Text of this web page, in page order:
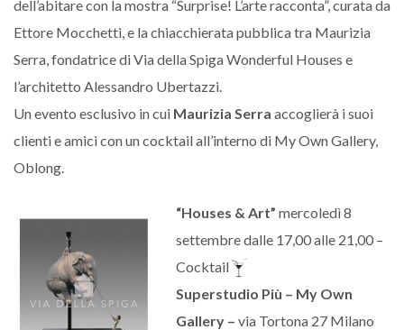
dell’abitare con la mostra “Surprise! L’arte racconta”, curata da
Ettore Mocchetti, e la chiacchierata pubblica tra Maurizia
Serra, fondatrice di Via della Spiga Wonderful Houses e
l’architetto Alessandro Ubertazzi.
Un evento esclusivo in cui Maurizia Serra accoglierà i suoi
clienti e amici con un cocktail all’interno di My Own Gallery,
Oblong.
“Houses & Art” mercoledì 8
settembre dalle 17,00 alle 21,00 –
Cocktail
Superstudio Più – My Own
Gallery – via Tortona 27 Milano